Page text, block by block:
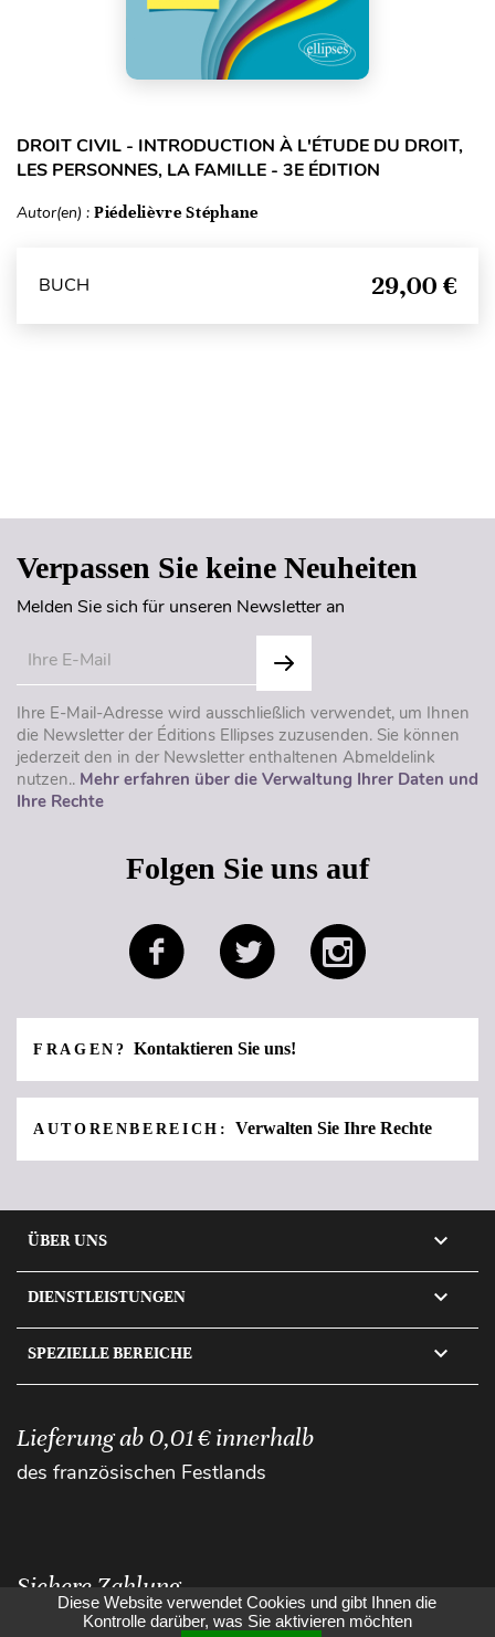
DROIT CIVIL - INTRODUCTION À L'ÉTUDE DU DROIT,
LES PERSONNES, LA FAMILLE - 3E ÉDITION
Autor(en) : Piédelièvre Stéphane
BUCH 29,00 €
Verpassen Sie keine Neuheiten
Melden Sie sich für unseren Newsletter an
Ihre E-Mail-Adresse wird ausschließlich verwendet, um Ihnen
die Newsletter der Éditions Ellipses zuzusenden. Sie können
jederzeit den in der Newsletter enthaltenen Abmeldelink
nutzen.. Mehr erfahren über die Verwaltung Ihrer Daten und
Ihre Rechte
Folgen Sie uns auf
FRAGEN? Kontaktieren Sie uns!
AUTORENBEREICH: Verwalten Sie Ihre Rechte
ÜBER UNS 
DIENSTLEISTUNGEN 
SPEZIELLE BEREICHE 
Lieferung ab 0,01 € innerhalb
des französischen Festlands
Sichere Zahlung
Diese Website verwendet Cookies und gibt Ihnen die
Kontrolle darüber, was Sie aktivieren möchten